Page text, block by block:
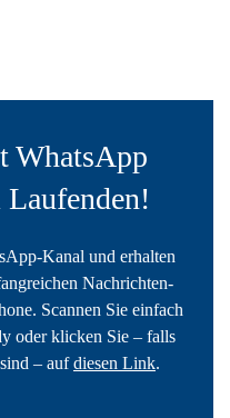
WhatsApp
Kanal und erhalten
Nachrichten-
Scannen Sie einfach
oder klicken Sie – falls
– aufdiesen Link.